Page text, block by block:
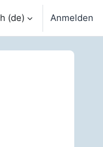
‎(de)‎ Anmelden